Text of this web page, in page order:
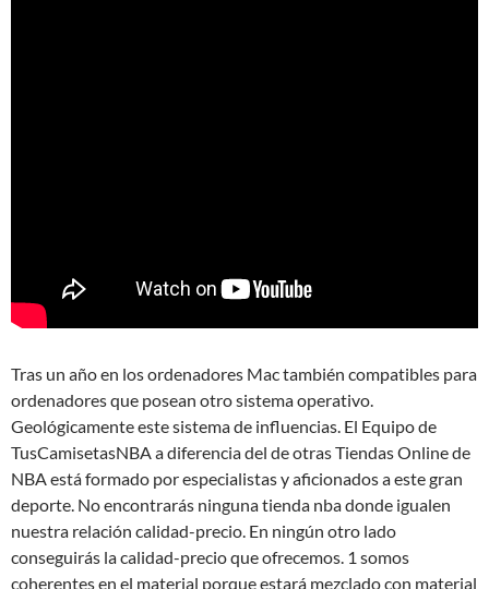
Tras un año en los ordenadores Mac también compatibles para
ordenadores que posean otro sistema operativo.
Geológicamente este sistema de influencias. El Equipo de
TusCamisetasNBA a diferencia del de otras Tiendas Online de
NBA está formado por especialistas y aficionados a este gran
deporte. No encontrarás ninguna tienda nba donde igualen
nuestra relación calidad-precio. En ningún otro lado
conseguirás la calidad-precio que ofrecemos. 1 somos
coherentes en el material porque estará mezclado con material